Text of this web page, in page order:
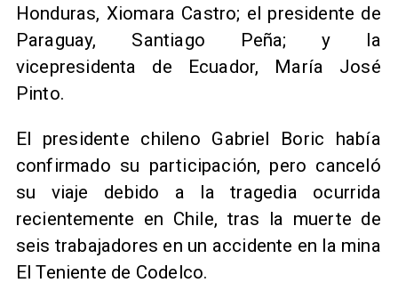
Honduras, Xiomara Castro; el presidente de
Paraguay, Santiago Peña; y la
vicepresidenta de Ecuador, María José
Pinto.
El presidente chileno Gabriel Boric había
confirmado su participación, pero canceló
su viaje debido a la tragedia ocurrida
recientemente en Chile, tras la muerte de
seis trabajadores en un accidente en la mina
El Teniente de Codelco.